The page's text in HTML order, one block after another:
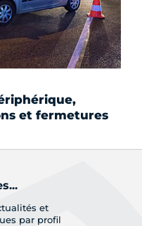
et fermetures
et
par profil